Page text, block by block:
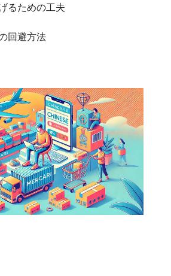
るための工夫
回避方法